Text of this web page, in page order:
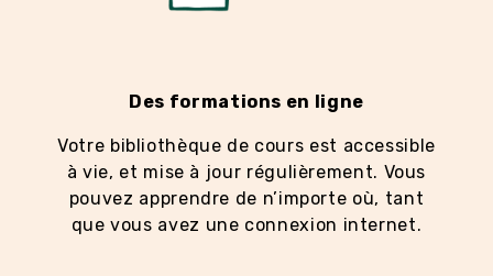
Des formations en ligne
Votre bibliothèque de cours est accessible
à vie, et mise à jour régulièrement. Vous
pouvez apprendre de n’importe où, tant
que vous avez une connexion internet.